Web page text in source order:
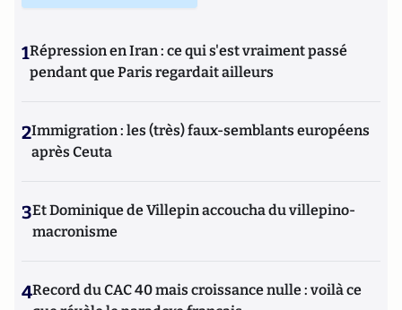
1Répression en Iran : ce qui s'est vraiment passé
pendant que Paris regardait ailleurs
2Immigration : les (très) faux-semblants européens
après Ceuta
3Et Dominique de Villepin accoucha du villepino-
macronisme
4Record du CAC 40 mais croissance nulle : voilà ce